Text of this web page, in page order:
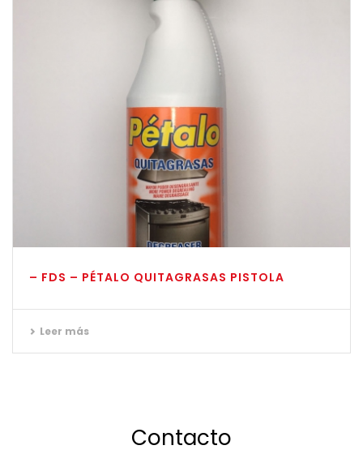
– FDS – PÉTALO QUITAGRASAS PISTOLA
Leer más
Contacto